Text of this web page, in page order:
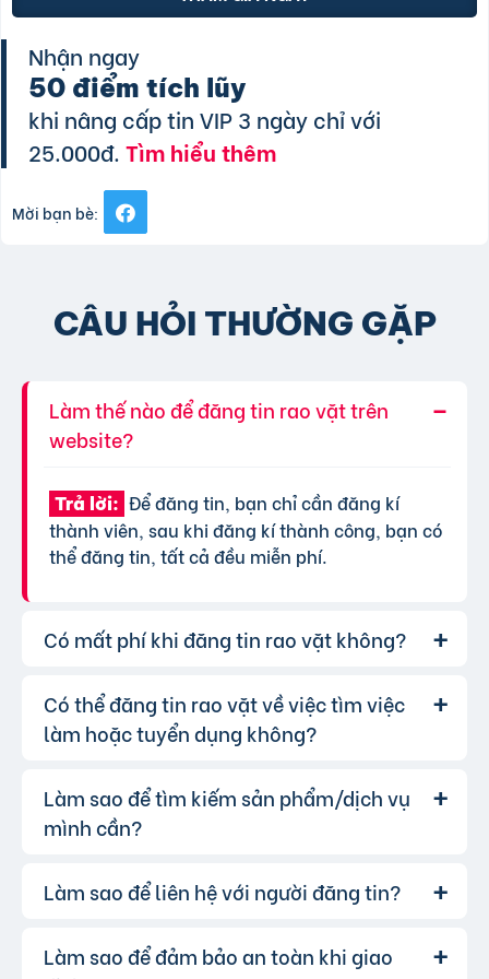
Nhận ngay
50 điểm tích lũy
khi nâng cấp tin VIP 3 ngày chỉ với
25.000đ.Tìm hiểu thêm
Mời bạn bè:
CÂU HỎI THƯỜNG GẶP
Làm thế nào để đăng tin rao vặt trên
website?
Trả lời: Để đăng tin, bạn chỉ cần đăng kí
thành viên, sau khi đăng kí thành công, bạn có
thể đăng tin, tất cả đều miễn phí.
Có mất phí khi đăng tin rao vặt không?
Trả lời: Chúng tôi cung cấp gói đăng tin miễn
phí cơ bản cho tất cả người dùng. Tuy nhiên, để
thị, bạn có thể lựa chọn các gói dịch vụ nâng
cấp với chi phí hợp lý, xem thêmphí dịch vụ tin
VIP.
Có thể đăng tin rao vặt về việc tìm việc
làm hoặc tuyển dụng không?
Trả lời: Hoàn toàn có thể. Website của chúng
tôi hỗ trợ đăng tin tuyển dụng và tìm việc làm.
đủ thông tin.
Làm sao để tìm kiếm sản phẩm/dịch vụ
mình cần?
Trả lời: Bạn có thể sử dụng công cụ tìm kiếm
phẩm/dịch vụ bạn muốn tìm. Để lọc kết quả
chính xác hơn, bạn có thể chọn thêm danh mục
Làm sao để liên hệ với người đăng tin?
Trả lời: Khi bạn tìm thấy tin rao vặt phù hợp,
Làm sao để đảm bảo an toàn khi giao